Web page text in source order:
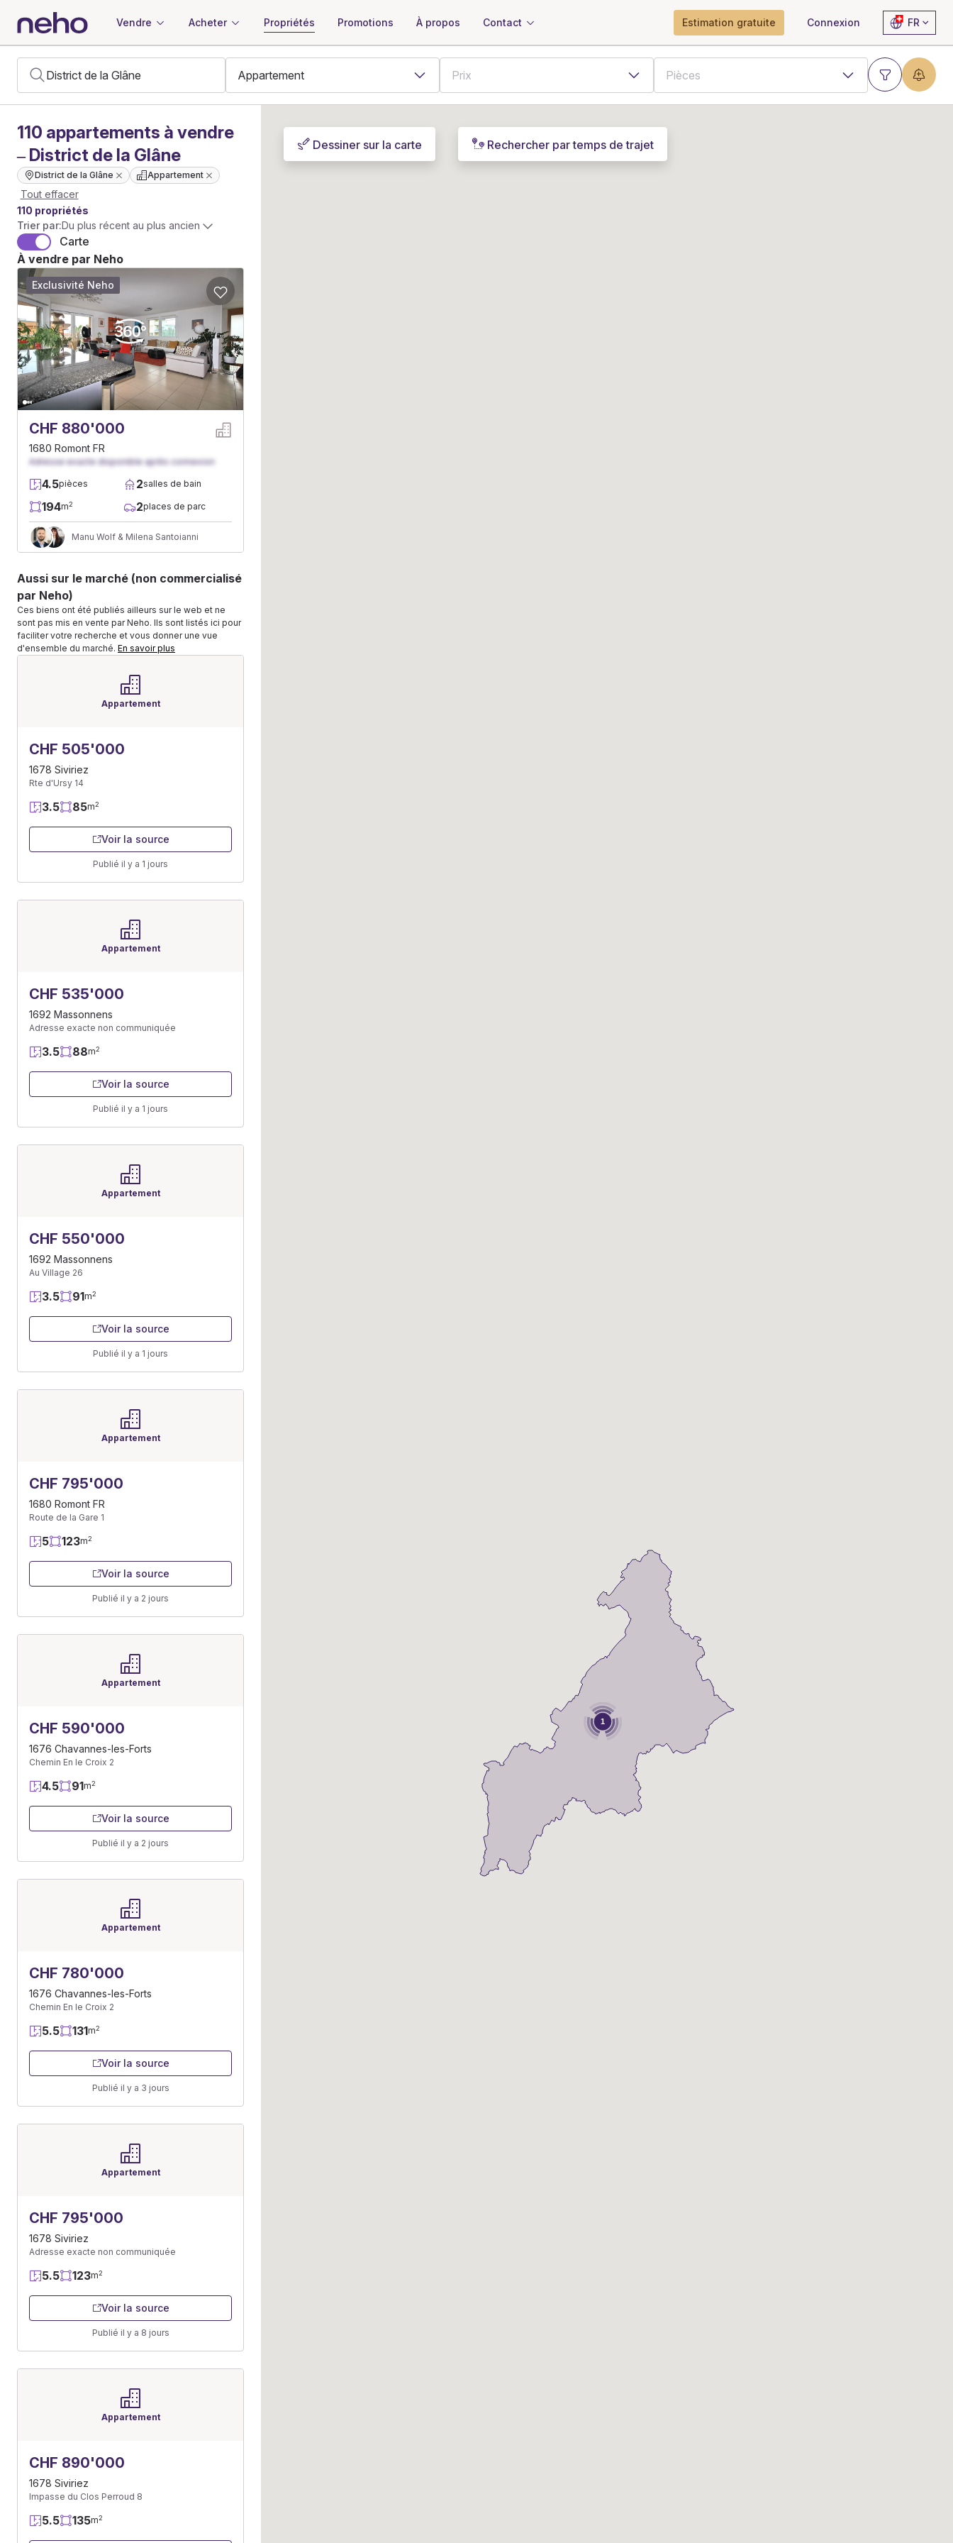
Vendre Acheter Propriétés Promotions À propos Contact Estimation gratuite Connexion FR
110 appartements à vendre
– District de la Glâne
District de la Glâne Appartement
Tout effacer
110 propriétés
Trier par:Du plus récent au plus ancien
Carte
À vendre par Neho
CHF 880'000
1680 Romont FR
Adresse exacte disponible après connexion
4.5pièces 2salles de bain
194m2 2places de parc
Manu Wolf & Milena Santoianni
Exclusivité Neho
Aussi sur le marché (non commercialisé
par Neho)
Ces biens ont été publiés ailleurs sur le web et ne
sont pas mis en vente par Neho. Ils sont listés ici pour
faciliter votre recherche et vous donner une vue
d'ensemble du marché. En savoir plus
Appartement
CHF 505'000
1678 Siviriez
Rte d'Ursy 14
3.5 85m2
Voir la source
Publié il y a 1 jours
Appartement
CHF 535'000
1692 Massonnens
Adresse exacte non communiquée
3.5 88m2
Voir la source
Publié il y a 1 jours
Appartement
CHF 550'000
1692 Massonnens
Au Village 26
3.5 91m2
Voir la source
Publié il y a 1 jours
Appartement
CHF 795'000
1680 Romont FR
Route de la Gare 1
5 123m2
Voir la source
Publié il y a 2 jours
Appartement
CHF 590'000
1676 Chavannes-les-Forts
Chemin En le Croix 2
4.5 91m2
Voir la source
Publié il y a 2 jours
Appartement
CHF 780'000
1676 Chavannes-les-Forts
Chemin En le Croix 2
5.5 131m2
Voir la source
Publié il y a 3 jours
Appartement
CHF 795'000
1678 Siviriez
Adresse exacte non communiquée
5.5 123m2
Voir la source
Publié il y a 8 jours
Appartement
CHF 890'000
1678 Siviriez
Impasse du Clos Perroud 8
5.5 135m2
Dessiner sur la carte Rechercher par temps de trajet